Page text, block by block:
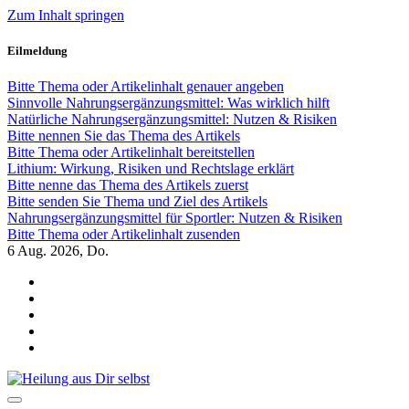
Zum Inhalt springen
Eilmeldung
Bitte Thema oder Artikelinhalt genauer angeben
Sinnvolle Nahrungsergänzungsmittel: Was wirklich hilft
Natürliche Nahrungsergänzungsmittel: Nutzen & Risiken
Bitte nennen Sie das Thema des Artikels
Bitte Thema oder Artikelinhalt bereitstellen
Lithium: Wirkung, Risiken und Rechtslage erklärt
Bitte nenne das Thema des Artikels zuerst
Bitte senden Sie Thema und Ziel des Artikels
Nahrungsergänzungsmittel für Sportler: Nutzen & Risiken
Bitte Thema oder Artikelinhalt zusenden
6 Aug. 2026, Do.